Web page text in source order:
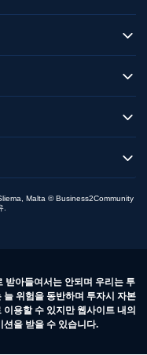
Malta © Business2Community
.
받아들여서는 안되며 우리는 투
위험을 동반하며 투자시 자본
용할 수 있지만 웹사이트 내의
션을 받을 수 있습니다.